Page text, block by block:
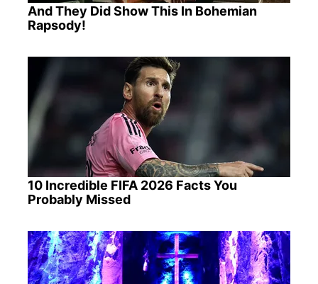
And They Did Show This In Bohemian
Rapsody!
10 Incredible FIFA 2026 Facts You
Probably Missed